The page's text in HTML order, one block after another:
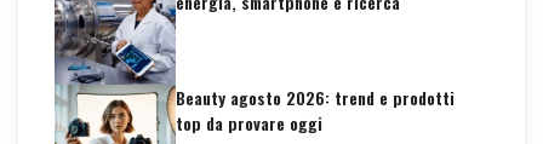
Beauty agosto 2026: trend e prodotti
top da provare oggi